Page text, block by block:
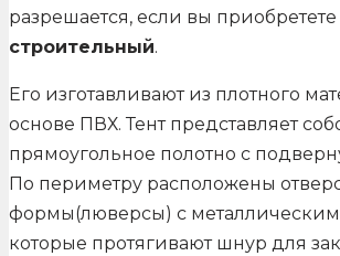
разрешается, если вы приобретете
строительный.
Его изготавливают из плотного
основе ПВХ. Тент представляет
прямоугольное полотно с
По периметру расположены
формы(люверсы) с
которые протягивают шнур для